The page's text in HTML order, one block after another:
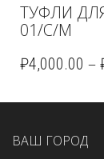
ТУФЛИ
01/C/M
₽4,000.00 –
ВАШ ГОРОД